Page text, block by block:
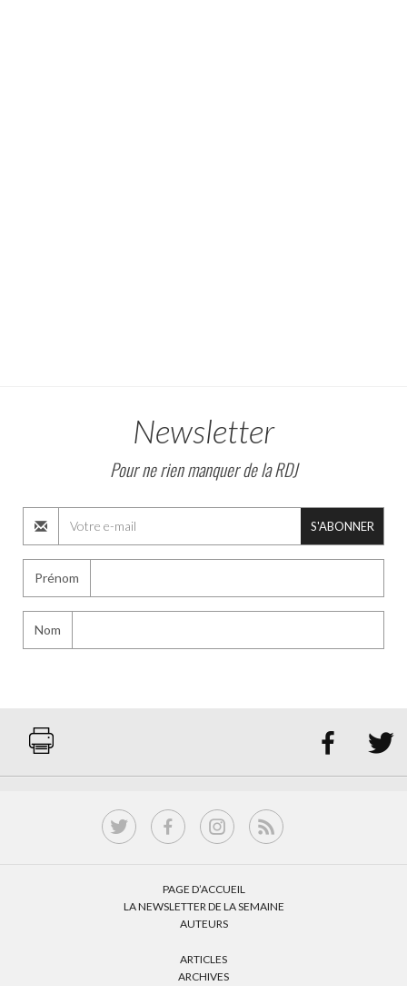
Newsletter
Pour ne rien manquer de la RDJ
S'ABONNER
Prénom
Nom
 
PAGE D’ACCUEIL
LA NEWSLETTER DE LA SEMAINE
AUTEURS
ARTICLES
ARCHIVES